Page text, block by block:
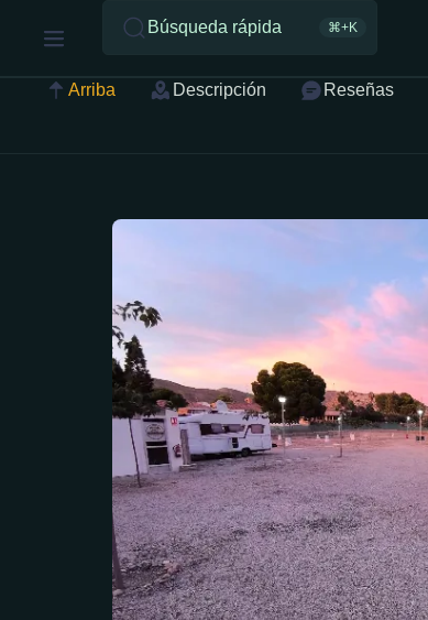
Búsqueda rápida ⌘+K
Arriba Descripción Reseñas